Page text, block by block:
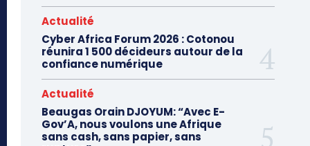
Actualité
Cyber Africa Forum 2026 : Cotonou
réunira 1 500 décideurs autour de la
confiance numérique
Actualité
Beaugas Orain DJOYUM: “Avec E-
Gov’A, nous voulons une Afrique
sans cash, sans papier, sans